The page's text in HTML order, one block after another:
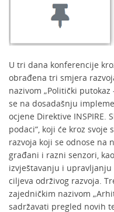
U tri dana konferencije
obrađena tri smjera
nazivom „Politički
se na dosadašnju
ocjene Direktive INSPIRE.
podaci“, koji će kroz
razvoja koji se odnose na
građani i razni senzori,
izvještavanju i
ciljeva održivog razvoja.
zajedničkim nazivom
sadržavati pregled novih